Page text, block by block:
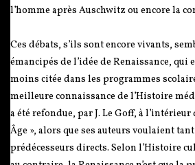
l’homme après Auschwitz ou encore la
Ces débats, s’ils sont encore vivants,
émancipés de l’idée de Renaissance, qui
moins citée dans les programmes
meilleure connaissance de l’Histoire
a été refondue, par J. Le Goff, à l’intérieur
Âge », alors que ses auteurs voulaient
prédécesseurs directs. Selon l’Histoire